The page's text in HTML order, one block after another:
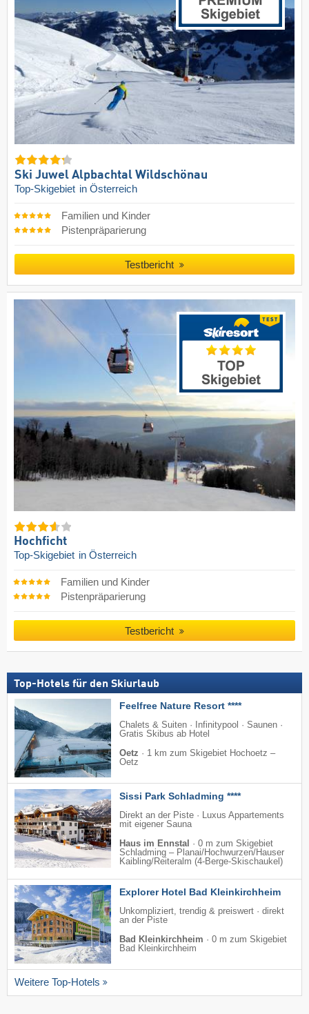
Ski Juwel Alpbachtal Wildschönau
Top-Skigebiet in Österreich
Familien und Kinder
Pistenpräparierung
Testbericht
Hochficht
Top-Skigebiet in Österreich
Familien und Kinder
Pistenpräparierung
Testbericht
Top-Hotels für den Skiurlaub
Feelfree Nature Resort ****
Chalets & Suiten · Infinitypool · Saunen ·
Gratis Skibus ab Hotel
Oetz · 1 km zum Skigebiet Hochoetz –
Oetz
Sissi Park Schladming ****
Direkt an der Piste · Luxus Appartements
mit eigener Sauna
Haus im Ennstal · 0 m zum Skigebiet
Schladming – Planai/​Hochwurzen/​Hauser
Kaibling/​Reiteralm (4-Berge-Skischaukel)
Explorer Hotel Bad Kleinkirchheim
Unkompliziert, trendig & preiswert · direkt
an der Piste
Bad Kleinkirchheim · 0 m zum Skigebiet
Bad Kleinkirchheim
Weitere Top-Hotels